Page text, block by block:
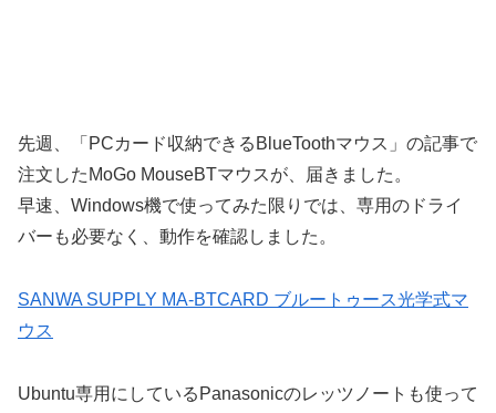
先週、「PCカード収納できるBlueToothマウス」の記事で
注文したMoGo MouseBTマウスが、届きました。
早速、Windows機で使ってみた限りでは、専用のドライ
バーも必要なく、動作を確認しました。
SANWA SUPPLY MA-BTCARD ブルートゥース光学式マ
ウス
Ubuntu専用にしているPanasonicのレッツノートも使って